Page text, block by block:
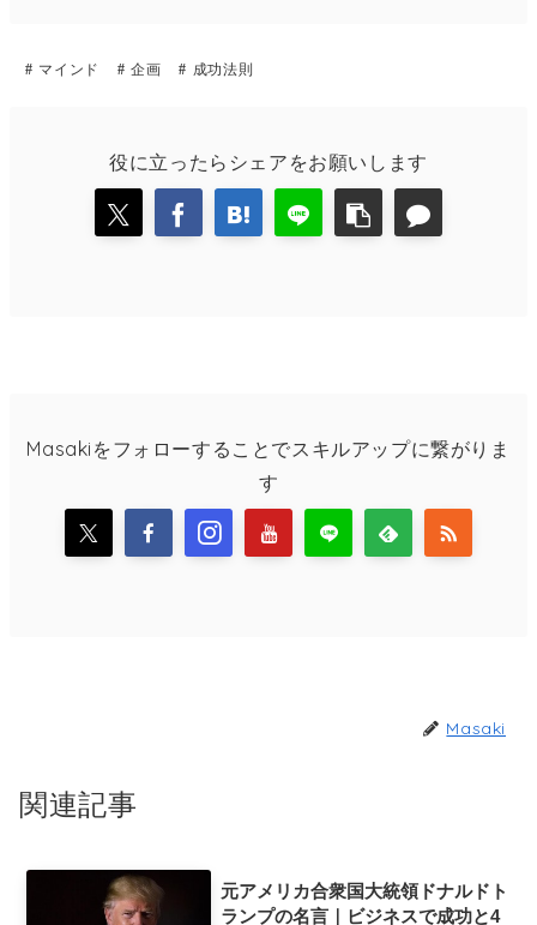
マインド 企画 成功法則
役に立ったらシェアをお願いします
Masakiをフォローすることでスキルアップに繋がりま
す
Masaki
関連記事
元アメリカ合衆国大統領ドナルドト
ランプの名言｜ビジネスで成功と4